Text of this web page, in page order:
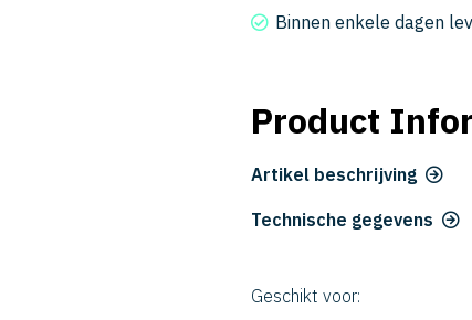
100Binnen enkele dagen
Product
Artikel beschrijving
Technische gegevens
Geschikt voor: